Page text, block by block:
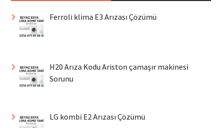
Ferroli klima E3 Arızası Çözümü
H20 Arıza Kodu Ariston çamaşır makinesi
Sorunu
LG kombi E2 Arızası Çözümü